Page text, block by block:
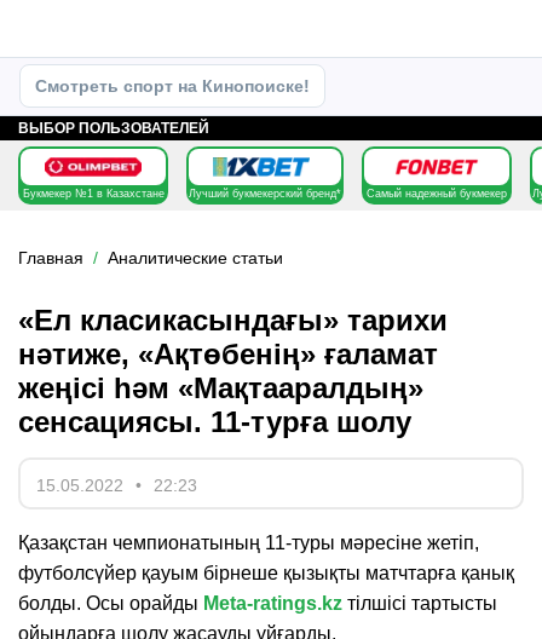
Смотреть спорт на Кинопоиске!
ВЫБОР ПОЛЬЗОВАТЕЛЕЙ
Букмекер №1 в Казахстане Лучший букмекерский бренд* Самый надежный букмекер
Главная Аналитические статьи
«Ел класикасындағы» тарихи
нәтиже, «Ақтөбенің» ғаламат
жеңісі һәм «Мақтааралдың»
сенсациясы. 11-турға шолу
15.05.2022 22:23
Қазақстан чемпионатының 11-туры мәресіне жетіп,
футболсүйер қауым бірнеше қызықты матчтарға қанық
болды. Осы орайды Meta-ratings.kz тілшісі тартысты
ойындарға шолу жасауды ұйғарды.